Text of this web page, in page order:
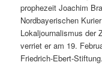
prophezeit Joachim
Nordbayerischen
Lokaljournalismus der
verriet er am 19.
Friedrich-Ebert-Stiftung.